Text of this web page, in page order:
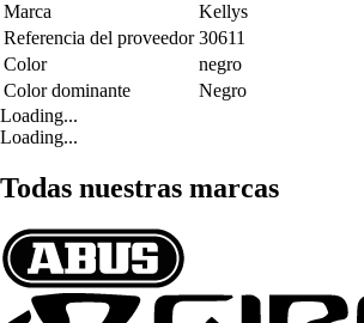
Marca
Kellys
Referencia del proveedor 30611
Color
negro
Color dominante
Negro
Loading...
Loading...
Todas nuestras marcas